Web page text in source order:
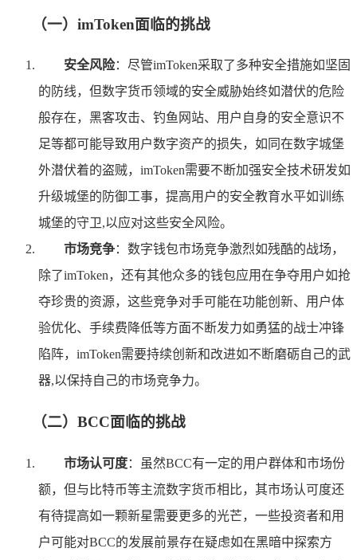
（一）imToken面临的挑战
安全风险：尽管imToken采取了多种安全措施如坚固
的防线，但数字货币领域的安全威胁始终如潜伏的危险
般存在，黑客攻击、钓鱼网站、用户自身的安全意识不
足等都可能导致用户数字资产的损失，如同在数字城堡
外潜伏着的盗贼，imToken需要不断加强安全技术研发如
升级城堡的防御工事，提高用户的安全教育水平如训练
城堡的守卫,以应对这些安全风险。
市场竞争：数字钱包市场竞争激烈如残酷的战场，
除了imToken，还有其他众多的钱包应用在争夺用户如抢
夺珍贵的资源，这些竞争对手可能在功能创新、用户体
验优化、手续费降低等方面不断发力如勇猛的战士冲锋
陷阵，imToken需要持续创新和改进如不断磨砺自己的武
器,以保持自己的市场竞争力。
（二）BCC面临的挑战
市场认可度：虽然BCC有一定的用户群体和市场份
额，但与比特币等主流数字货币相比，其市场认可度还
有待提高如一颗新星需要更多的光芒，一些投资者和用
户可能对BCC的发展前景存在疑虑如在黑暗中探索方